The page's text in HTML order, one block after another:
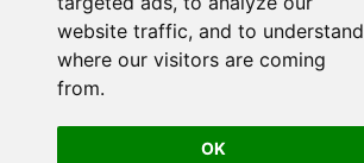
website traffic, and to understand
where our visitors are coming
from.
OK
EMAIL